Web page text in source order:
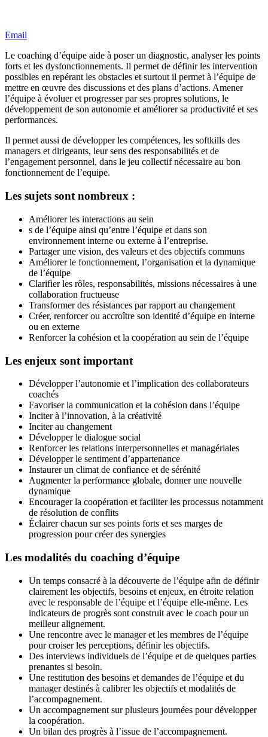
Email
Le coaching d’équipe aide à poser un diagnostic, analyser les points
forts et les dysfonctionnements. Il permet de définir les intervention
possibles en repérant les obstacles et surtout il permet à l’équipe de
mettre en œuvre des discussions et des plans d’actions. Amener
l’équipe à évoluer et progresser par ses propres solutions, le
développement de son autonomie et améliorer sa productivité et ses
performances.
Il permet aussi de développer les compétences, les softkills des
managers et dirigeants, leur sens des responsabilités et de
l’engagement personnel, dans le jeu collectif nécessaire au bon
fonctionnement de l’equipe.
Les sujets sont nombreux :
Améliorer les interactions au sein
s de l’équipe ainsi qu’entre l’équipe et dans son
environnement interne ou externe à l’entreprise.
Partager une vision, des valeurs et des objectifs communs
Améliorer le fonctionnement, l’organisation et la dynamique
de l’équipe
Clarifier les rôles, responsabilités, missions nécessaires à une
collaboration fructueuse
Transformer des résistances par rapport au changement
Créer, renforcer ou accroître son identité d’équipe en interne
ou en externe
Renforcer la cohésion et la coopération au sein de l’équipe
Les enjeux sont important
Développer l’autonomie et l’implication des collaborateurs
coachés
Favoriser la communication et la cohésion dans l’équipe
Inciter à l’innovation, à la créativité
Inciter au changement
Développer le dialogue social
Renforcer les relations interpersonnelles et managériales
Développer le sentiment d’appartenance
Instaurer un climat de confiance et de sérénité
Augmenter la performance globale, donner une nouvelle
dynamique
Encourager la coopération et faciliter les processus notamment
de résolution de conflits
Éclairer chacun sur ses points forts et ses marges de
progression pour créer des synergies
Les modalités du coaching d’équipe
Un temps consacré à la découverte de l’équipe afin de définir
clairement les objectifs, besoins et enjeux, en étroite relation
avec le responsable de l’équipe et l’équipe elle-même. Les
indicateurs de progrès sont construit avec le coach pour un
meilleur alignement.
Une rencontre avec le manager et les membres de l’équipe
pour croiser les perceptions, définir les objectifs.
Des interviews individuels de l’équipe et de quelques parties
prenantes si besoin.
Une restitution des besoins et demandes de l’équipe et du
manager destinés à calibrer les objectifs et modalités de
l’accompagnement.
Un accompagnement sur plusieurs journées pour développer
la coopération.
Un bilan des progrès à l’issue de l’accompagnement.